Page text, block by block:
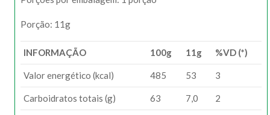
Porção: 11g
INFORMAÇÃO 100g 11g %VD (*)
Valor energético (kcal) 485 53 3
Carboidratos totais (g) 63 7,0 2